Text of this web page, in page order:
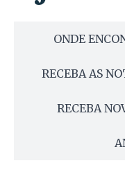
ONDE
RECEBA AS
RECEBA